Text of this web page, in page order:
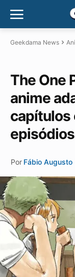
Geekdama News
The One
anime
capítulos
episódios
Por Fábio Augusto